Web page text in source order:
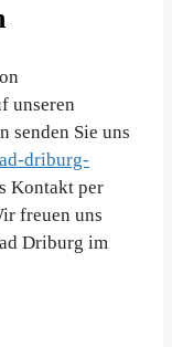
unseren
senden Sie uns
driburg-
Kontakt per
freuen uns
Driburg im